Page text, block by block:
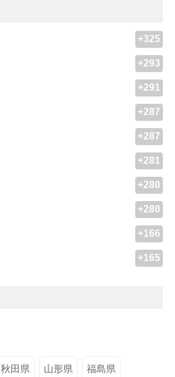
+325
+293
+291
+287
+287
+281
+280
+280
+166
+165
秋田県 山形県 福島県